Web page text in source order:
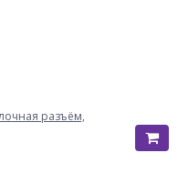
разъём,